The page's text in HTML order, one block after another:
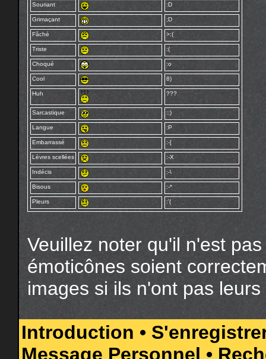
Souriant :D
Grimaçant ;D
Fâché >:(
Triste :(
Choqué :o
Cool 8)
Huh ???
Sarcastique ::)
Langue :P
Embarrassé :-[
Lèvres scellées :-X
Indécis :-\
Bisous :-*
Pleurs :'(
Veuillez noter qu'il n'est
émoticônes soient
images si ils n'ont pas
Introduction •
Message Personnel •